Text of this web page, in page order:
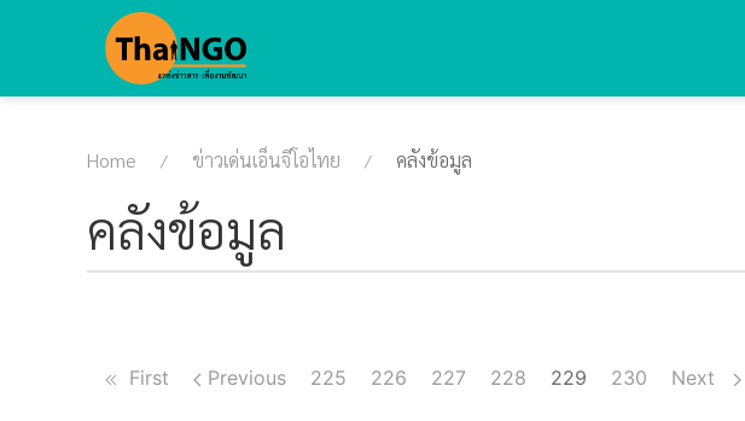
Home ข่าวเด่นเอ็นจีโอไทย คลังข้อมูล
คลังข้อมูล
First Previous 225 226 227 228 229 230 Next